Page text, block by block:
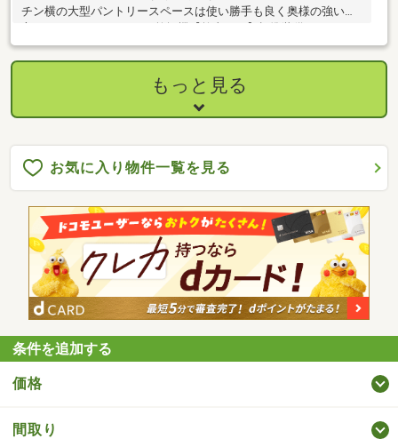
チン横の大型パントリースペースは使い勝手も良く奥様の強い味
方になりそうですね♪ガス乾燥機【乾太くん】標準装備
もっと見る
お気に入り物件一覧を見る
条件を追加する
価格
間取り